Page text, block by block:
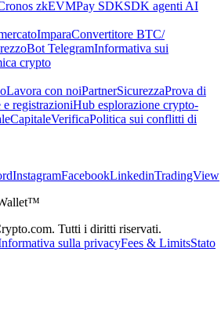
zkEVMPay SDKSDK agenti AI
ImparaConvertitore BTC/
Bot TelegramInformativa sui
crypto
Lavora con noiPartnerSicurezzaProva di
e registrazioniHub esplorazione crypto-
CapitaleVerificaPolitica sui conflitti di
InstagramFacebookLinkedinTradingView
Tutti i diritti riservati.
sulla privacyFees & LimitsStato